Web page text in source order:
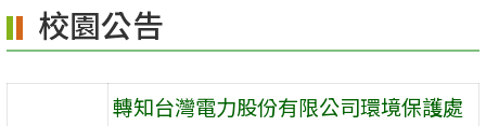
區
校園公告
轉知台灣電力股份有限公司環境保護處